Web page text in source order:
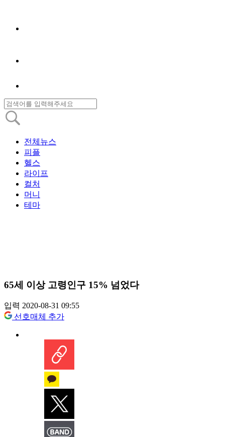
전체뉴스
피플
헬스
라이프
컬처
머니
테마
65세 이상 고령인구 15% 넘었다
입력 2020-08-31 09:55
선호매체 추가